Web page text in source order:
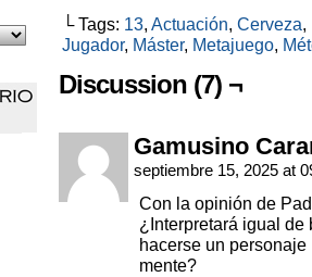
└ Tags: 13, Actuación, Cerveza,
Jugador, Máster, Metajuego,
Discussion (7) ¬
Gamusino
septiembre 15, 2025 at
Con la opinión de
¿Interpretará igual
hacerse un
mente?